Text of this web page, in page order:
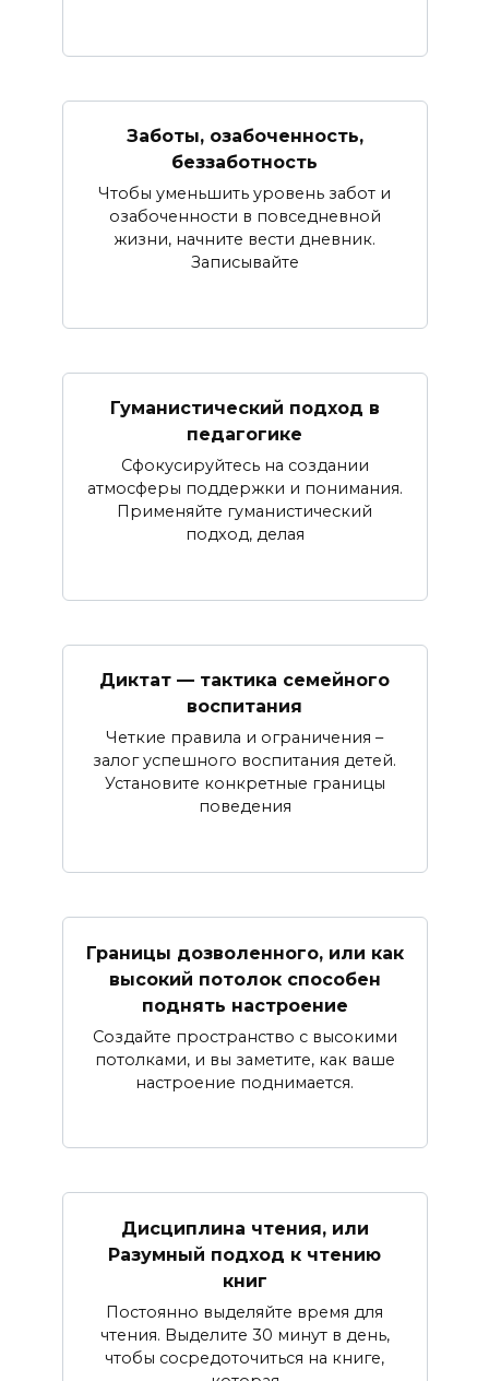
Заботы, озабоченность,
беззаботность
Чтобы уменьшить уровень забот и
озабоченности в повседневной
жизни, начните вести дневник.
Записывайте
Гуманистический подход в
педагогике
Сфокусируйтесь на создании
атмосферы поддержки и понимания.
Применяйте гуманистический
подход, делая
Диктат — тактика семейного
воспитания
Четкие правила и ограничения –
залог успешного воспитания детей.
Установите конкретные границы
поведения
Границы дозволенного, или как
высокий потолок способен
поднять настроение
Создайте пространство с высокими
потолками, и вы заметите, как ваше
настроение поднимается.
Дисциплина чтения, или
Разумный подход к чтению
книг
Постоянно выделяйте время для
чтения. Выделите 30 минут в день,
чтобы сосредоточиться на книге,